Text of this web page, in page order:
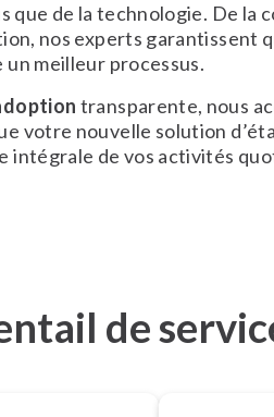
que de la technologie. De la
nos experts garantissent
meilleur processus.
transparente, nous
votre nouvelle solution
intégrale de vos activités
de